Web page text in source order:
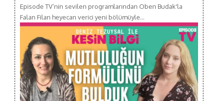
Episode TV’nin sevilen programlarından Oben Budak'la
Falan Filan heyecan verici yeni bölümüyle…